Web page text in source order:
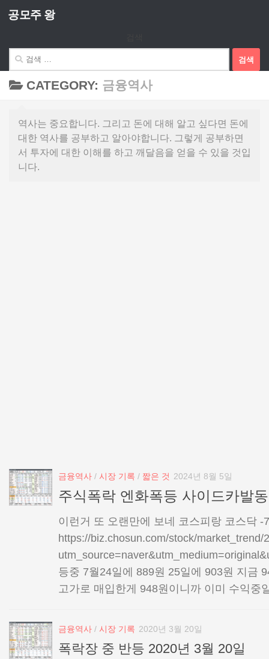
Skip to content
공모주 왕
색:
CATEGORY: 금융역사
역사는 중요합니다. 그리고 돈에 대해 알고 싶다면 돈에
대한 역사를 공부하고 알아야합니다. 그렇게 공부하면
서 투자에 대한 이해를 하고 깨달음을 얻을 수 있을 것입
니다.
금융역사 / 시장 기록 / 짧은 것 2024년 8월 5일
주식폭락 엔화폭등 사이드카발동
이런거 또 오랜만에 보네 코스피랑 코스닥 -
https://biz.chosun.com/stock/
등중 7월24일에 889원 25일에 903원 지금
고가로 매입한게 948원이니까 이미 수익중
금융역사 / 시장 기록 2020년 3월 20일
폭락장 중 반등 2020년 3월 20일